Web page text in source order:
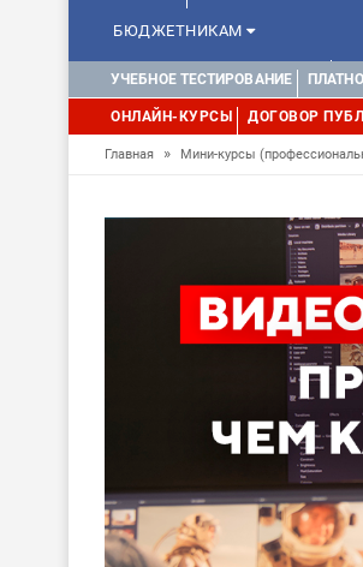
БЮДЖЕТНИКАМ
КУРСЫ ДЛЯ ШКОЛЬНИКОВ
УЧЕБНОЕ ТЕСТИРОВАНИЕ
ОНЛАЙН-КУРСЫ ДОГОВОР
Главная » Мини-курсы